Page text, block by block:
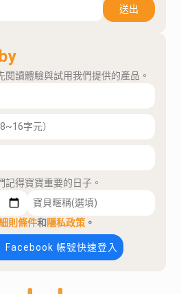
送出
閱讀體驗與試用我們提供的產品。
得寶寶重要的日子。
則條件和隱私政策 。
Facebook 帳號快速登入